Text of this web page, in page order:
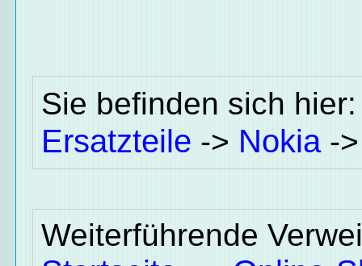
Sie befinden sich
Ersatzteile -> Nokia-
Weiterführende